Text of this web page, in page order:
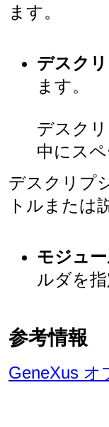
ます。
デスク
ます。
デスク
中にス
デスクリプ
トルまたは
モジュ
ルダを指
参考情報
GeneXus オ